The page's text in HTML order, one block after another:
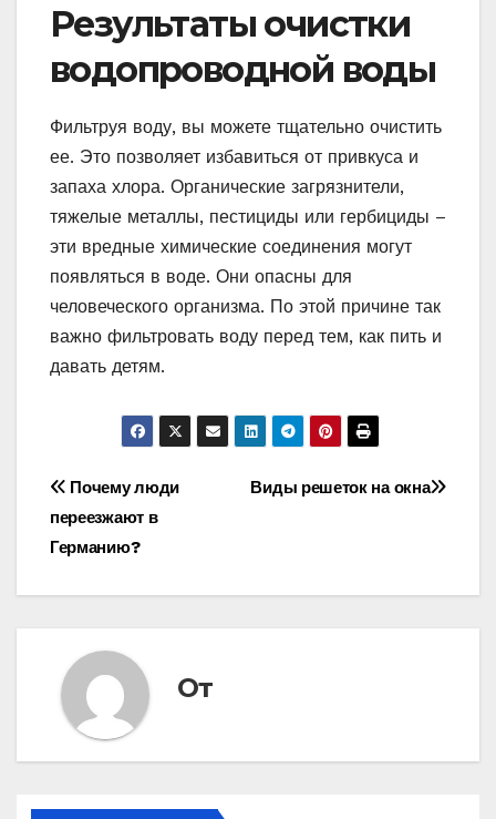
Результаты очистки
водопроводной воды
Фильтруя воду, вы можете тщательно очистить
ее. Это позволяет избавиться от привкуса и
запаха хлора. Органические загрязнители,
тяжелые металлы, пестициды или гербициды –
эти вредные химические соединения могут
появляться в воде. Они опасны для
человеческого организма. По этой причине так
важно фильтровать воду перед тем, как пить и
давать детям.
Навигация
по
записям
Виды решеток на окна
Почему люди
переезжают в
Германию?
От